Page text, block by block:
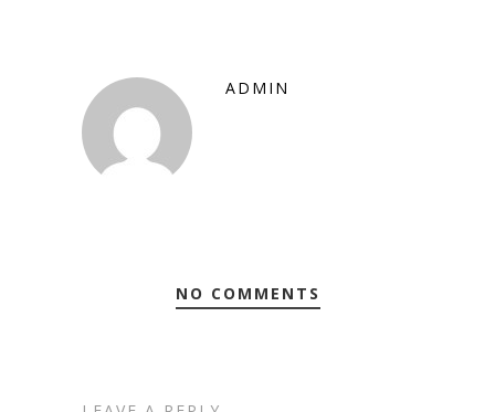
ADMIN
NO COMMENTS